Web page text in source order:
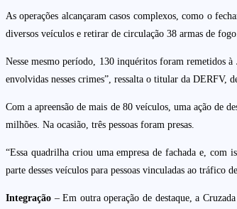
As operações alcançaram casos complexos, como o
diversos veículos e retirar de circulação 38 armas de fogo.
Nesse mesmo período, 130 inquéritos foram remetidos
envolvidas nesses crimes”, ressalta o titular da DERFV,
Com a apreensão de mais de 80 veículos, uma ação de
milhões. Na ocasião, três pessoas foram presas.
“Essa quadrilha criou uma empresa de fachada e, com
parte desses veículos para pessoas vinculadas ao tráfico
Integração – Em outra operação de destaque, a